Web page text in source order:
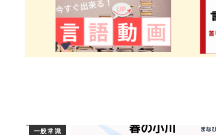
一般常識